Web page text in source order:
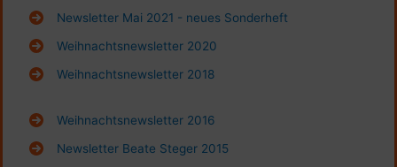
Newsletter Mai 2021 - neues Sonderheft
Weihnachtsnewsletter 2020
Weihnachtsnewsletter 2018
Weihnachtsnewsletter 2016
Newsletter Beate Steger 2015